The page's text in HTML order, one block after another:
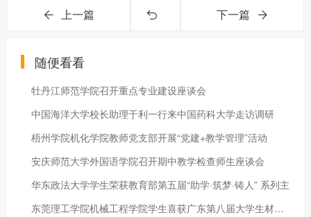
上一篇 下一篇
随便看看
牡丹江师范学院召开重点专业建设座谈会
中国海洋大学校长助理于利一行来中国药科大学走访调研
梧州学院机化学院教师党支部开展“党建+教学管理”活动
安庆师范大学外国语学院召开期中教学检查师生座谈会
华东政法大学学生荣获教育部第五届“助学·筑梦·铸人” 系列主
东莞理工学院机械工程学院学生喜获广东第八届大学生材料创新大赛